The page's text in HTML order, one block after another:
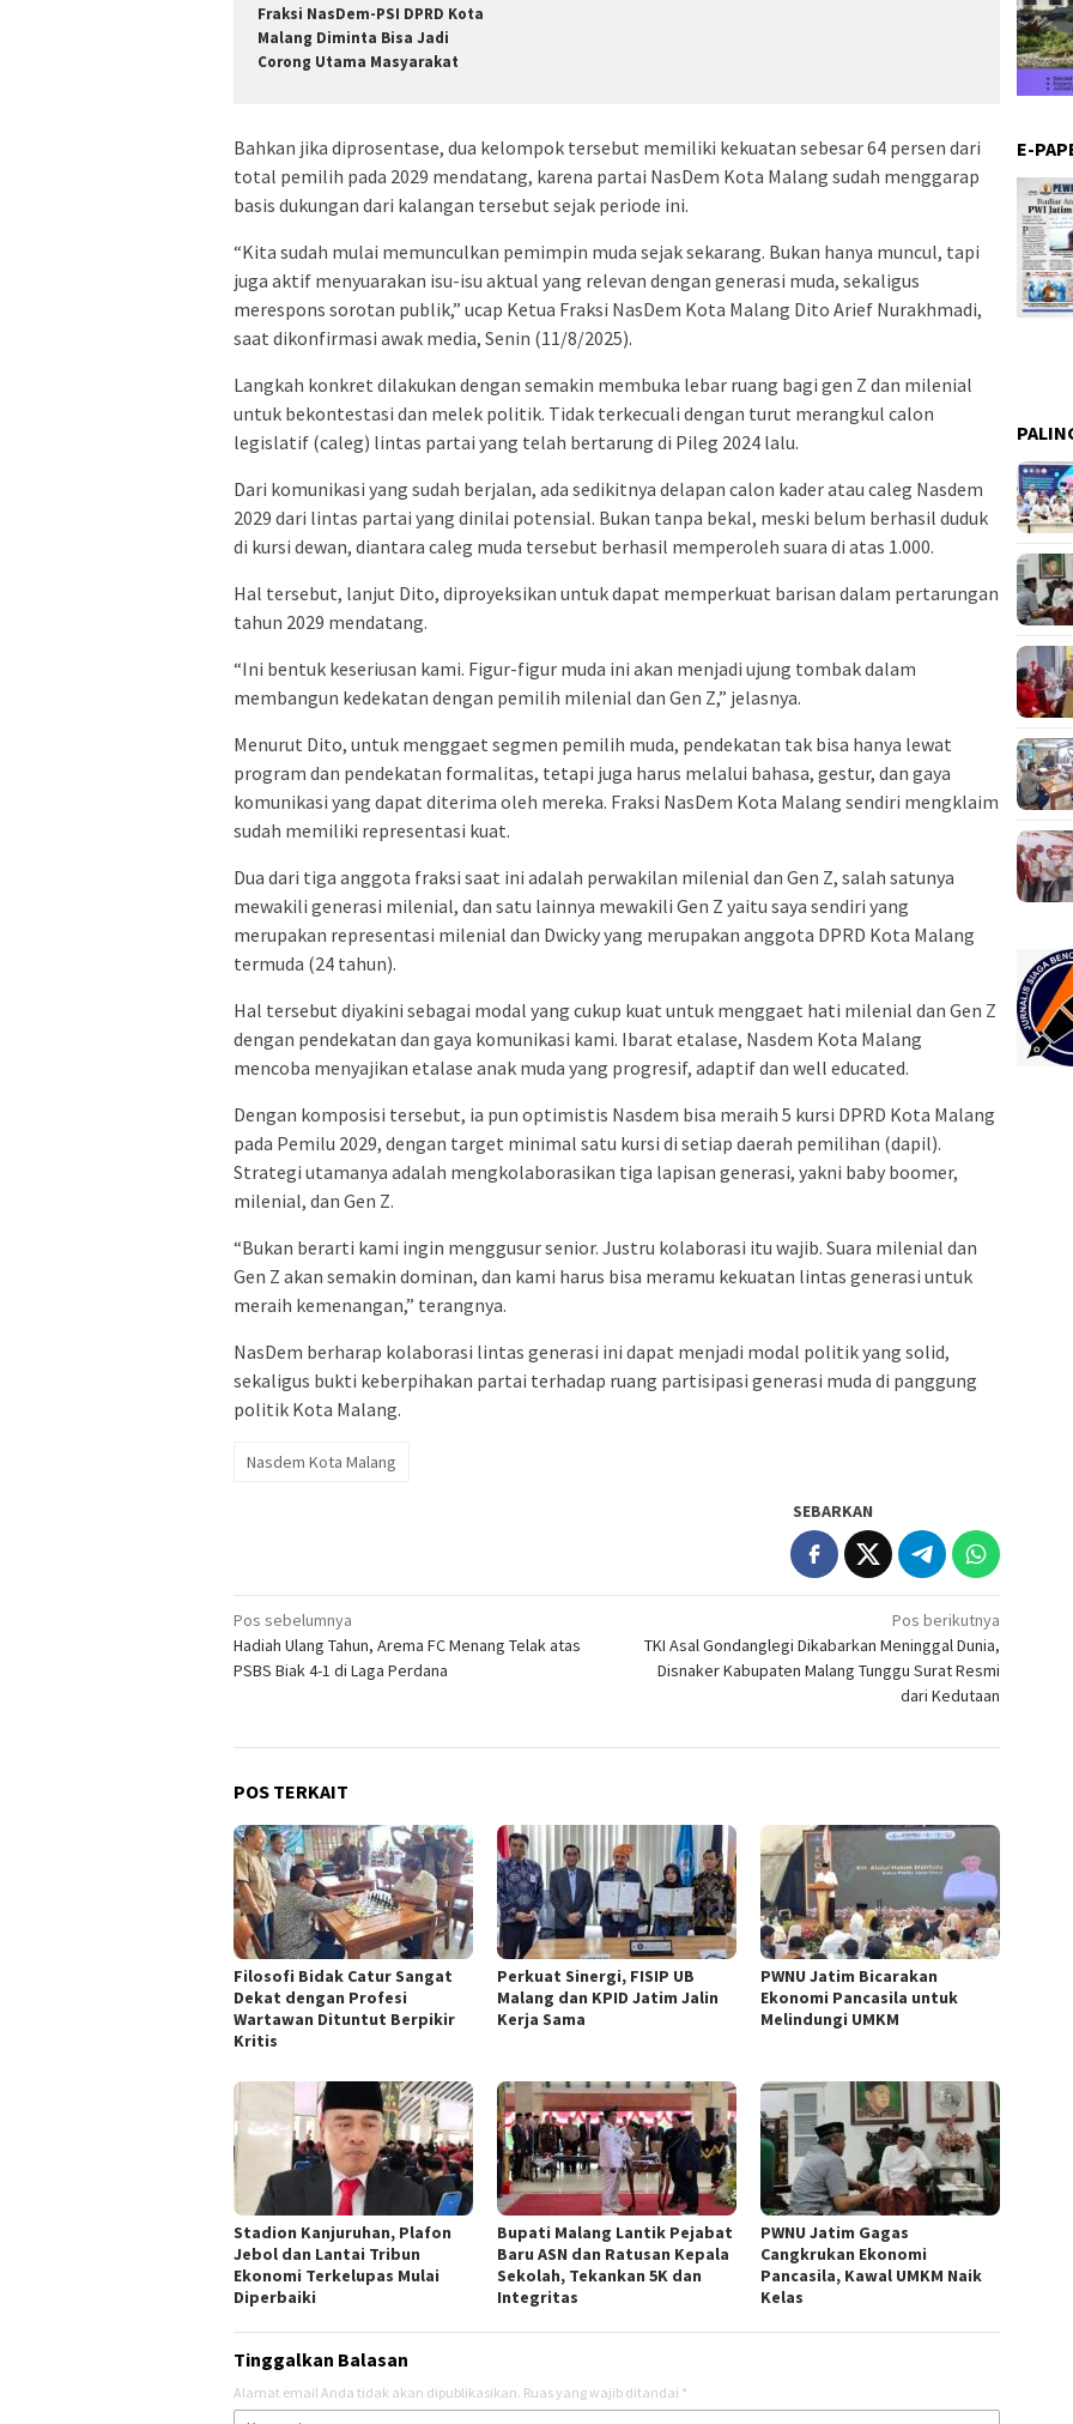
Fraksi NasDem-PSI DPRD Kota
Malang Diminta Bisa Jadi
Corong Utama Masyarakat
Bahkan jika diprosentase, dua kelompok tersebut memiliki kekuatan sebesar 64 persen dari
total pemilih pada 2029 mendatang, karena partai NasDem Kota Malang sudah menggarap
basis dukungan dari kalangan tersebut sejak periode ini.
“Kita sudah mulai memunculkan pemimpin muda sejak sekarang. Bukan hanya muncul, tapi
juga aktif menyuarakan isu-isu aktual yang relevan dengan generasi muda, sekaligus
merespons sorotan publik,” ucap Ketua Fraksi NasDem Kota Malang Dito Arief Nurakhmadi,
saat dikonfirmasi awak media, Senin (11/8/2025).
Langkah konkret dilakukan dengan semakin membuka lebar ruang bagi gen Z dan milenial
untuk bekontestasi dan melek politik. Tidak terkecuali dengan turut merangkul calon
legislatif (caleg) lintas partai yang telah bertarung di Pileg 2024 lalu.
Dari komunikasi yang sudah berjalan, ada sedikitnya delapan calon kader atau caleg Nasdem
2029 dari lintas partai yang dinilai potensial. Bukan tanpa bekal, meski belum berhasil duduk
di kursi dewan, diantara caleg muda tersebut berhasil memperoleh suara di atas 1.000.
Hal tersebut, lanjut Dito, diproyeksikan untuk dapat memperkuat barisan dalam pertarungan
tahun 2029 mendatang.
“Ini bentuk keseriusan kami. Figur-figur muda ini akan menjadi ujung tombak dalam
membangun kedekatan dengan pemilih milenial dan Gen Z,” jelasnya.
Menurut Dito, untuk menggaet segmen pemilih muda, pendekatan tak bisa hanya lewat
program dan pendekatan formalitas, tetapi juga harus melalui bahasa, gestur, dan gaya
komunikasi yang dapat diterima oleh mereka. Fraksi NasDem Kota Malang sendiri mengklaim
sudah memiliki representasi kuat.
Dua dari tiga anggota fraksi saat ini adalah perwakilan milenial dan Gen Z, salah satunya
mewakili generasi milenial, dan satu lainnya mewakili Gen Z yaitu saya sendiri yang
merupakan representasi milenial dan Dwicky yang merupakan anggota DPRD Kota Malang
termuda (24 tahun).
Hal tersebut diyakini sebagai modal yang cukup kuat untuk menggaet hati milenial dan Gen Z
dengan pendekatan dan gaya komunikasi kami. Ibarat etalase, Nasdem Kota Malang
mencoba menyajikan etalase anak muda yang progresif, adaptif dan well educated.
Dengan komposisi tersebut, ia pun optimistis Nasdem bisa meraih 5 kursi DPRD Kota Malang
pada Pemilu 2029, dengan target minimal satu kursi di setiap daerah pemilihan (dapil).
Strategi utamanya adalah mengkolaborasikan tiga lapisan generasi, yakni baby boomer,
milenial, dan Gen Z.
“Bukan berarti kami ingin menggusur senior. Justru kolaborasi itu wajib. Suara milenial dan
Gen Z akan semakin dominan, dan kami harus bisa meramu kekuatan lintas generasi untuk
meraih kemenangan,” terangnya.
NasDem berharap kolaborasi lintas generasi ini dapat menjadi modal politik yang solid,
sekaligus bukti keberpihakan partai terhadap ruang partisipasi generasi muda di panggung
politik Kota Malang.
Nasdem Kota Malang
SEBARKAN
Navigasi
pos
Pos sebelumnya
Hadiah Ulang Tahun, Arema FC Menang Telak atas
PSBS Biak 4-1 di Laga Perdana
Pos berikutnya
TKI Asal Gondanglegi Dikabarkan Meninggal Dunia,
Disnaker Kabupaten Malang Tunggu Surat Resmi
dari Kedutaan
POS TERKAIT
Filosofi Bidak Catur Sangat
Dekat dengan Profesi
Wartawan Dituntut Berpikir
Kritis
Perkuat Sinergi, FISIP UB
Malang dan KPID Jatim Jalin
Kerja Sama
PWNU Jatim Bicarakan
Ekonomi Pancasila untuk
Melindungi UMKM
Stadion Kanjuruhan, Plafon
Jebol dan Lantai Tribun
Ekonomi Terkelupas Mulai
Diperbaiki
Bupati Malang Lantik Pejabat
Baru ASN dan Ratusan Kepala
Sekolah, Tekankan 5K dan
Integritas
PWNU Jatim Gagas
Cangkrukan Ekonomi
Pancasila, Kawal UMKM Naik
Kelas
Tinggalkan Balasan
Alamat email Anda tidak akan dipublikasikan. Ruas yang wajib ditandai *
E-